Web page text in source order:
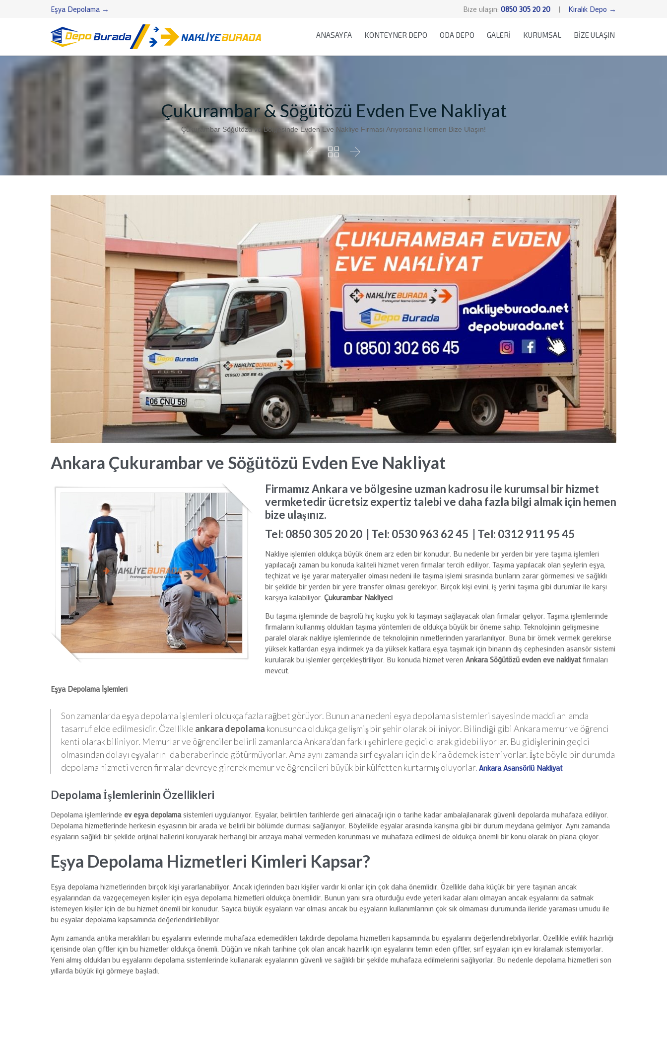
Eşya Depolama → Bize ulaşın: 0850 305 20 20 | Kiralık Depo →
content
ANASAYFA KONTEYNER DEPO ODA DEPO GALERİ KURUMSAL BİZE ULAŞIN
Çukurambar & Söğütözü Evden Eve Nakliyat
Çukurambar Söğütözü ve Bölgesinde Evden Eve Nakliye Firması Arıyorsanız Hemen Bize Ulaşın!
  
Ankara Çukurambar ve Söğütözü Evden Eve Nakliyat
Firmamız Ankara ve bölgesine uzman kadrosu ile kurumsal bir hizmet
vermketedir ücretsiz expertiz talebi ve daha fazla bilgi almak için hemen
bize ulaşınız.
Tel: 0850 305 20 20 | Tel: 0530 963 62 45 | Tel: 0312 911 95 45
Nakliye işlemleri oldukça büyük önem arz eden bir konudur. Bu nedenle bir yerden bir yere taşıma işlemleri
yapılacağı zaman bu konuda kaliteli hizmet veren firmalar tercih ediliyor. Taşıma yapılacak olan şeylerin eşya,
teçhizat ve işe yarar materyaller olması nedeni ile taşıma işlemi sırasında bunların zarar görmemesi ve sağlıklı
bir şekilde bir yerden bir yere transfer olması gerekiyor. Birçok kişi evini, iş yerini taşıma gibi durumlar ile karşı
karşıya kalabiliyor. Çukurambar Nakliyeci
Bu taşıma işleminde de başrolü hiç kuşku yok ki taşımayı sağlayacak olan firmalar geliyor. Taşıma işlemlerinde
firmaların kullanmış oldukları taşıma yöntemleri de oldukça büyük bir öneme sahip. Teknolojinin gelişmesine
paralel olarak nakliye işlemlerinde de teknolojinin nimetlerinden yararlanılıyor. Buna bir örnek vermek gerekirse
yüksek katlardan eşya indirmek ya da yüksek katlara eşya taşımak için binanın dış cephesinden asansör sistemi
kurularak bu işlemler gerçekleştiriliyor. Bu konuda hizmet veren Ankara Söğütözü evden eve nakliyatfirmaları
mevcut.
Eşya Depolama İşlemleri
Son zamanlarda eşya depolama işlemleri oldukça fazla rağbet görüyor. Bunun ana nedeni eşya depolama sistemleri sayesinde maddi anlamda
tasarruf elde edilmesidir. Özellikle ankara depolama konusunda oldukça gelişmiş bir şehir olarak biliniyor. Bilindiği gibi Ankara memur ve öğrenci
kenti olarak biliniyor. Memurlar ve öğrenciler belirli zamanlarda Ankara’dan farklı şehirlere geçici olarak gidebiliyorlar. Bu gidişlerinin geçici
olmasından dolayı eşyalarını da beraberinde götürmüyorlar. Ama aynı zamanda sırf eşyaları için de kira ödemek istemiyorlar. İşte böyle bir durumda
depolama hizmeti veren firmalar devreye girerek memur ve öğrencileri büyük bir külfetten kurtarmış oluyorlar. Ankara Asansörlü Nakliyat
Depolama İşlemlerinin Özellikleri
Depolama işlemlerinde ev eşya depolamasistemleri uygulanıyor. Eşyalar, belirtilen tarihlerde geri alınacağı için o tarihe kadar ambalajlanarak güvenli depolarda muhafaza ediliyor.
Depolama hizmetlerinde herkesin eşyasının bir arada ve belirli bir bölümde durması sağlanıyor. Böylelikle eşyalar arasında karışma gibi bir durum meydana gelmiyor. Aynı zamanda
eşyaların sağlıklı bir şekilde orijinal hallerini koruyarak herhangi bir arızaya mahal vermeden korunması ve muhafaza edilmesi de oldukça önemli bir konu olarak ön plana çıkıyor.
Eşya Depolama Hizmetleri Kimleri Kapsar?
Eşya depolama hizmetlerinden birçok kişi yararlanabiliyor. Ancak içlerinden bazı kişiler vardır ki onlar için çok daha önemlidir. Özellikle daha küçük bir yere taşınan ancak
eşyalarından da vazgeçemeyen kişiler için eşya depolama hizmetleri oldukça önemlidir. Bunun yanı sıra oturduğu evde yeteri kadar alanı olmayan ancak eşyalarını da satmak
istemeyen kişiler için de bu hizmet önemli bir konudur. Sayıca büyük eşyaların var olması ancak bu eşyaların kullanımlarının çok sık olmaması durumunda ileride yaraması umudu ile
bu eşyalar depolama kapsamında değerlendirilebiliyor.
Aynı zamanda antika meraklıları bu eşyalarını evlerinde muhafaza edemedikleri takdirde depolama hizmetleri kapsamında bu eşyalarını değerlendirebiliyorlar. Özellikle evlilik hazırlığı
içerisinde olan çiftler için bu hizmetler oldukça önemli. Düğün ve nikah tarihine çok olan ancak hazırlık için eşyalarını temin eden çiftler, sırf eşyaları için ev kiralamak istemiyorlar.
Yeni almış oldukları bu eşyalarını depolama sistemlerinde kullanarak eşyalarının güvenli ve sağlıklı bir şekilde muhafaza edilmelerini sağlıyorlar. Bu nedenle depolama hizmetleri son
yıllarda büyük ilgi görmeye başladı.